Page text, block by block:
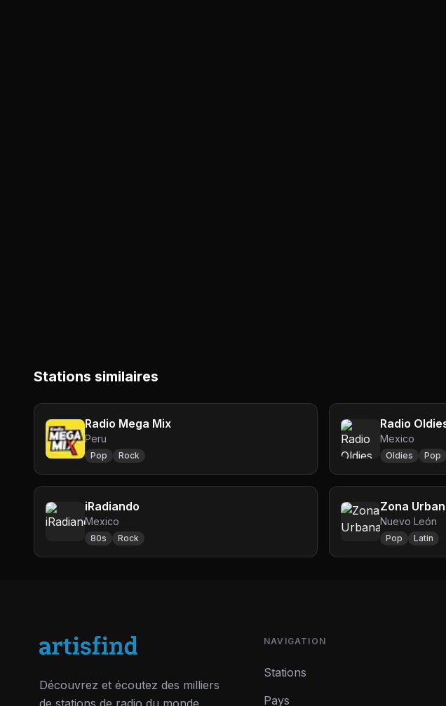
Stations similaires
Radio Mega Mix
Peru
Pop Rock
Radio
Mexico
Oldies Pop
iRadiando
Mexico
80s Rock
Zona
Nuevo León
Pop Latin
Découvrez et écoutez des milliers
NAVIGATION
Stations
Pays